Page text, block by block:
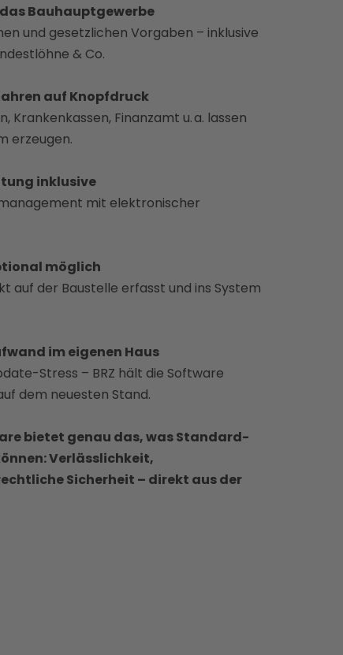
Bauhauptgewerbe
und gesetzlichen Vorgaben – inklusive
& Co.
auf Knopfdruck
Krankenkassen, Finanzamt u. a. lassen
erzeugen.
inklusive
mit elektronischer
möglich
auf der Baustelle erfasst und ins System
im eigenen Haus
Stress – BRZ hält die Software
dem neuesten Stand.
bietet genau das, was Standard-
Verlässlichkeit,
Sicherheit – direkt aus der